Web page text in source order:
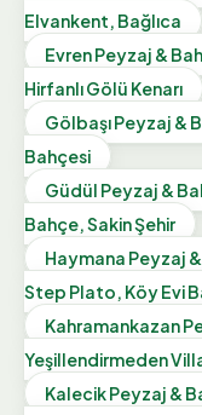
Elvankent, Bağlıca
Evren Peyzaj &
Hirfanlı Gölü Kenarı
Gölbaşı Peyzaj &
Bahçesi
Güdül Peyzaj &
Bahçe, Sakin Şehir
Haymana Peyzaj
Step Plato, Köy Evi
Kahramankazan
Yeşillendirmeden
Kalecik Peyzaj &